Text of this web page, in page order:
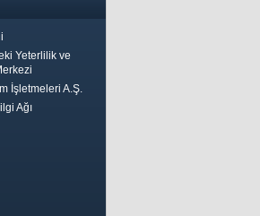
Yeterlilik ve
İşletmeleri A.Ş.
Ağı